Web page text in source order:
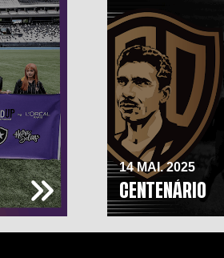
14 MAI. 2025
CENTENÁRIO